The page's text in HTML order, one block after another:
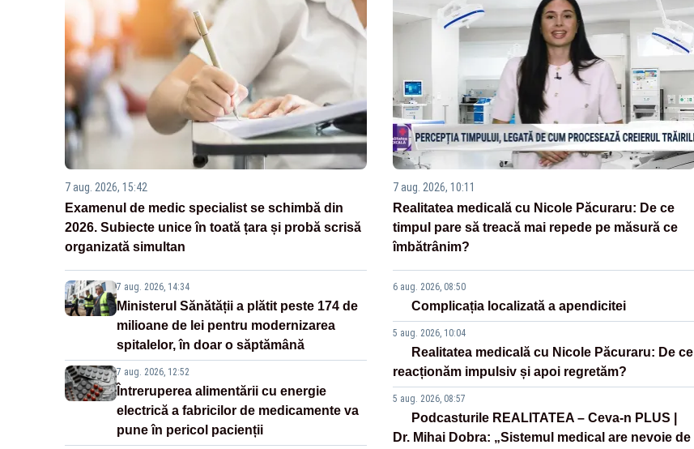
7 aug. 2026, 15:42
Examenul de medic specialist se schimbă din
2026. Subiecte unice în toată țara și probă scrisă
organizată simultan
7 aug. 2026, 14:34
Ministerul Sănătății a plătit peste 174 de
milioane de lei pentru modernizarea
spitalelor, în doar o săptămână
7 aug. 2026, 12:52
Întreruperea alimentării cu energie
electrică a fabricilor de medicamente va
pune în pericol pacienții
7 aug. 2026, 10:11
Realitatea medicală cu Nicole Păcuraru: De ce
timpul pare să treacă mai repede pe măsură ce
îmbătrânim?
6 aug. 2026, 08:50
Complicația localizată a apendicitei
5 aug. 2026, 10:04
Realitatea medicală cu Nicole Păcuraru: De ce
reacționăm impulsiv și apoi regretăm?
5 aug. 2026, 08:57
Podcasturile REALITATEA – Ceva-n PLUS |
Dr. Mihai Dobra: „Sistemul medical are nevoie de